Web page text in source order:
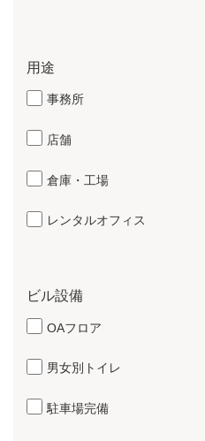
用途
事務所
店舗
倉庫・工場
レンタルオフィス
ビル設備
OAフロア
男女別トイレ
駐車場完備